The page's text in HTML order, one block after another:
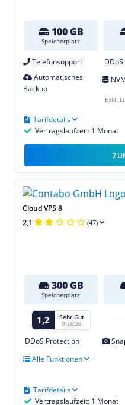
100 GB
Speicherplatz
Telefonsupport
Automatisches
Backup
Vertragslaufzeit: 1 Monat
Tarifdetails
Exkl.
Cloud VPS 8
2,1 (47)
300 GB
Speicherplatz
1,2 Sehr Gut
01/2026
DDoS Protection
Alle Funktionen
Vertragslaufzeit: 1 Monat
Tarifdetails